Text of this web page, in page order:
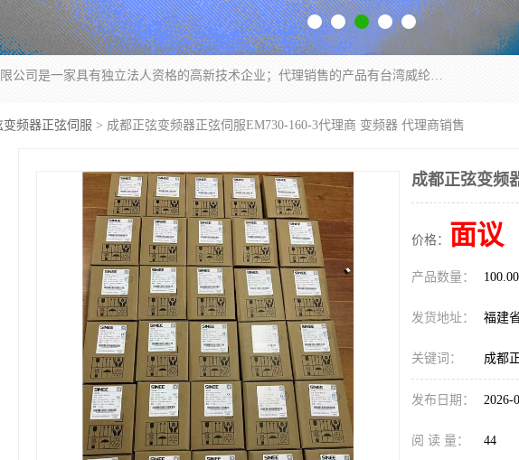
厦门晶鼎自动化科技有限公司是一家具有独立法人资格的高新技术企业；代理销售的产品有台湾威纶触摸屏，魏德米勒全系列，永宏触摸屏,威纶触摸屏,台湾威纶weinview触摸屏,台湾永宏PLC，FATEK,永宏伺服,图儿克总线，施耐德，欧姆龙，西门子，富士变频，K&N蓝系列， BUSSMANN，松下变频器，丹佛斯变频器等。
变频器正弦伺服 > 成都正弦变频器正弦伺服EM730-160-3代理商 变频器 代理商销售
成都正弦变频
价格： 面议
产品数量：
发货地址： 福建
关键词： 成都
发布日期： 2026-
阅 读 量： 44